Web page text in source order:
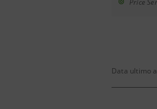
Price
Data ultimo